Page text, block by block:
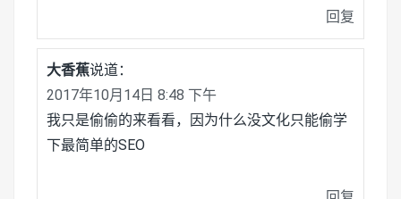
回复
大香蕉说道：
2017年10月14日 8:48 下午
我只是偷偷的来看看，因为什么没文化只能偷学
下最简单的SEO